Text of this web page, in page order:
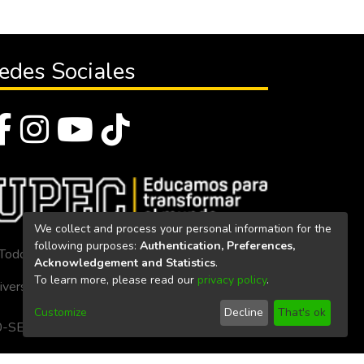
Sociales
los derechos reservados 2023
Politécnica Estatal del Carchi
SE-33-CACES-2020
We collect and process your personal information for the
following purposes: Authentication, Preferences,
Acknowledgement and Statistics.
To learn more, please read our privacy policy.
Customize Decline That's ok